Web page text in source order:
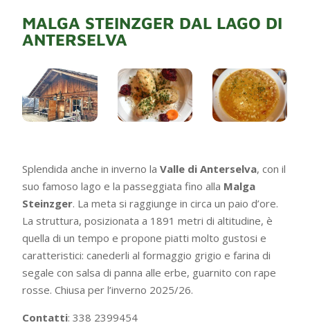
MALGA STEINZGER DAL LAGO DI
ANTERSELVA
Splendida anche in inverno laValle di Anterselva, con il
suo famoso lago e la passeggiata fino alla Malga
Steinzger. La meta si raggiunge in circa un paio d’ore.
La struttura, posizionata a 1891 metri di altitudine, è
quella di un tempo e propone piatti molto gustosi e
caratteristici: canederli al formaggio grigio e farina di
segale con salsa di panna alle erbe, guarnito con rape
rosse. Chiusa per l’inverno 2025/26.
Contatti: 338 2399454